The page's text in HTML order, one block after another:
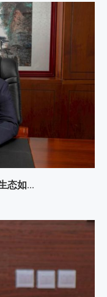
态如...